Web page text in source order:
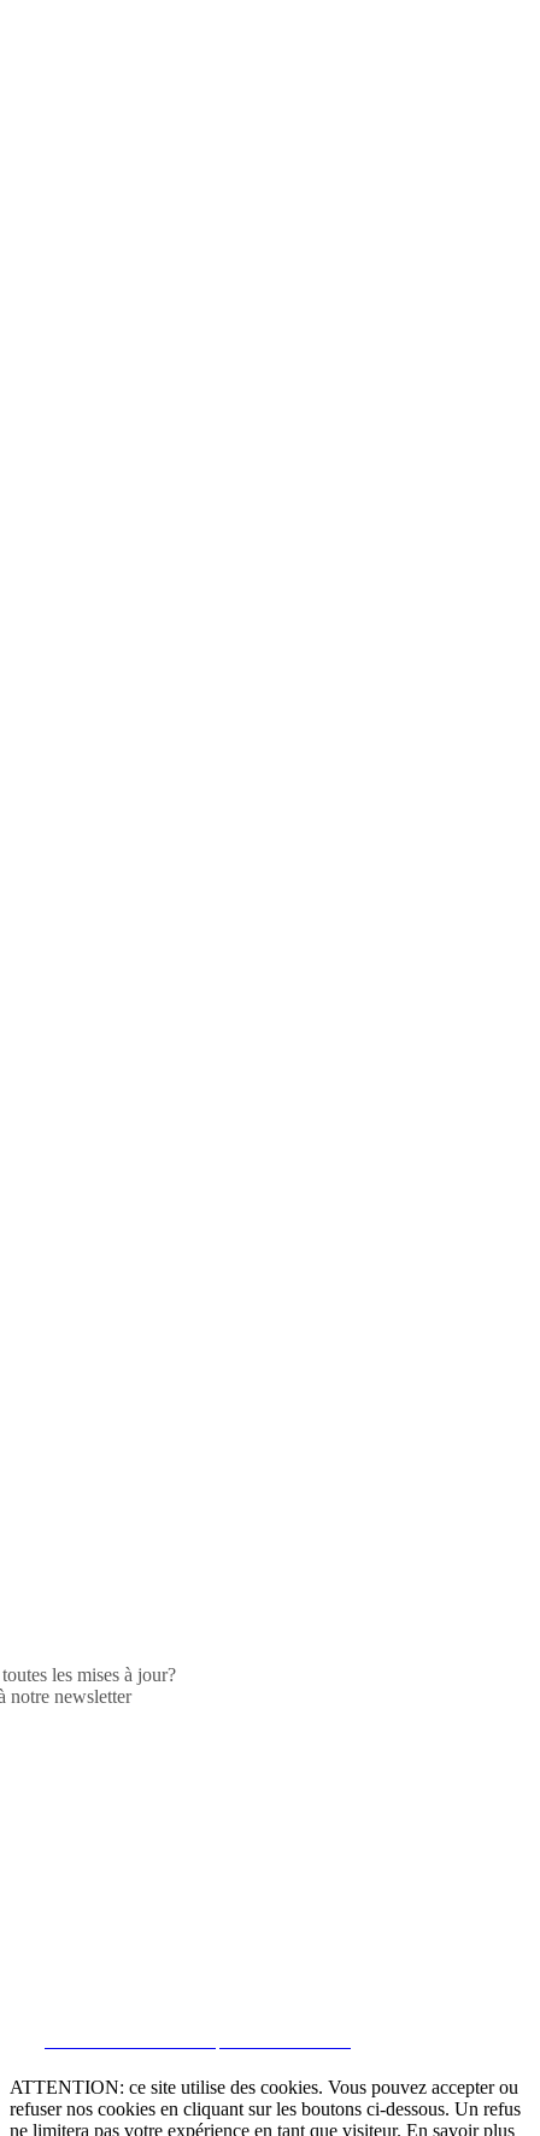
les mises à jour?
notre newsletter
ATTENTION: ce site utilise des cookies. Vous pouvez accepter ou
refuser nos cookies en cliquant sur les boutons ci-dessous. Un refus
ne limitera pas votre expérience en tant que visiteur. En savoir plus